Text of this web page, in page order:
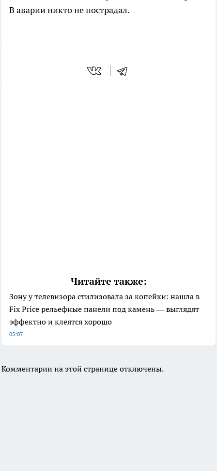
В аварии никто не пострадал.
Читайте также:
Зону у телевизора стилизовала за копейки: нашла в
Fix Price рельефные панели под камень — выглядят
эффектно и клеятся хорошо
05:07
Комментарии на этой странице отключены.